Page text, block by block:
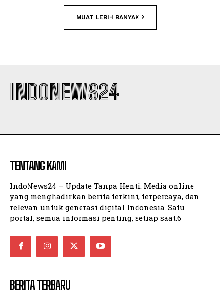
MUAT LEBIH BANYAK
INDONEWS24
TENTANG KAMI
IndoNews24 – Update Tanpa Henti. Media online
yang menghadirkan berita terkini, terpercaya, dan
relevan untuk generasi digital Indonesia. Satu
portal, semua informasi penting, setiap saat.6
BERITA TERBARU